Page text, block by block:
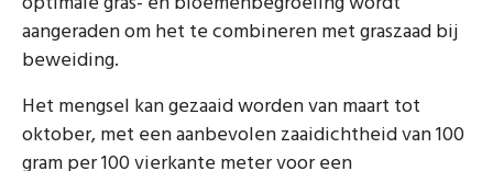
aangeraden om het te combineren met graszaad bij
beweiding.
Het mengsel kan gezaaid worden van maart tot
oktober, met een aanbevolen zaaidichtheid van 100
gram per 100 vierkante meter voor een